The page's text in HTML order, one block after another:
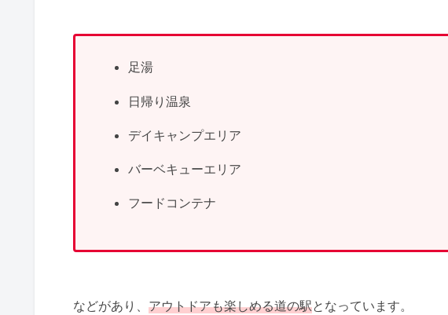
足湯
日帰り温泉
デイキャンプエリア
バーベキューエリア
フードコンテナ
などがあり、 アウトドアも楽しめる道の駅となっています。